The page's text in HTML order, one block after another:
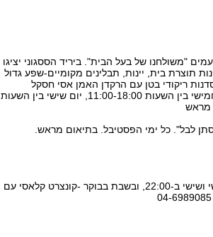
"משולחנו של בעל הבית". ביריד הססגוני יציגו
תוצרת בית, יינות, תבלינים מקומיים-שפע גדול
ריקודי בטן עם הרקדן האמן אסי חסקל
וסדנאות קרקס פלורנטין., זמני הפעילות: יום חמישי בין השעות 11:00-18:00, יום שישי בין השעות
לבל". כל ימי הפסטיבל. בתיאום מראש.
מופעים מוזיקליים. זמני המופעים: ימים חמישי ושישי ב-22:00, ובשבת בבוקר -קונצרט קלאסי עם